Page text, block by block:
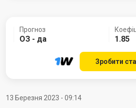
Прогноз
ОЗ - да 1.85
Зробити
13 Березня 2023 - 09:14